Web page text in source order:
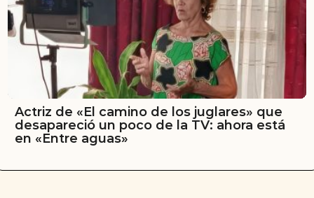
Actriz de «El camino de los juglares» que
desapareció un poco de la TV: ahora está
en «Entre aguas»